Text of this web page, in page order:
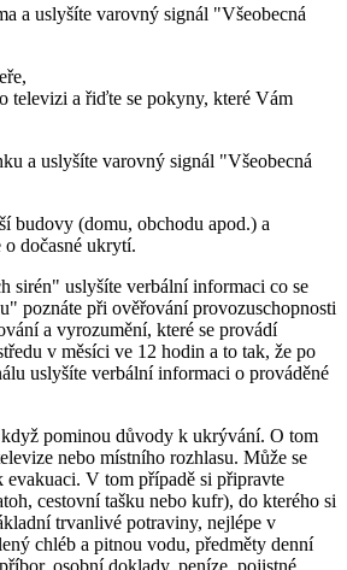
a uslyšíte varovný signál "Všeobecná
televizi a řiďte se pokyny, které Vám
a uslyšíte varovný signál "Všeobecná
budovy (domu, obchodu apod.) a
o dočasné ukrytí.
sirén" uslyšíte verbální informaci co se
poznáte při ověřování provozuschopnosti
a vyrozumění, které se provádí
v měsíci ve 12 hodin a to tak, že po
uslyšíte verbální informaci o prováděné
pominou důvody k ukrývání. O tom
nebo místního rozhlasu. Může se
evakuaci. V tom případě si připravte
cestovní tašku nebo kufr), do kterého si
trvanlivé potraviny, nejlépe v
chléb a pitnou vodu, předměty denní
osobní doklady, peníze, pojistné